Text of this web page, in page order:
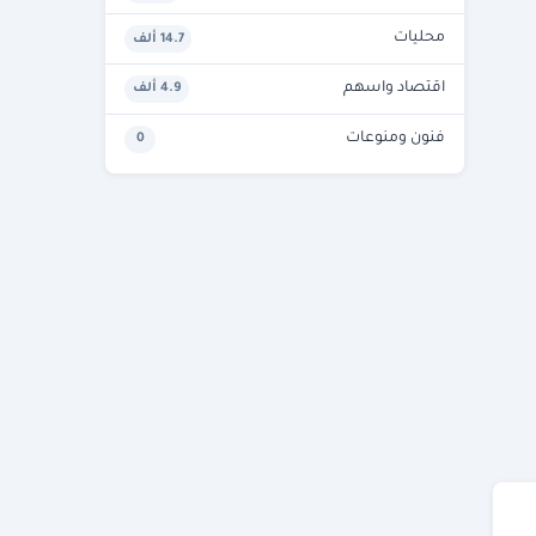
محليات 14.7 ألف
اقتصاد واسهم 4.9 ألف
فنون ومنوعات 0